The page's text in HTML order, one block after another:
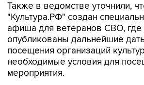
Также в ведомстве уточнили,
"Культура.РФ" создан
афиша для ветеранов СВО, где
опубликованы дальнейшие
посещения организаций
необходимые условия для
мероприятия.